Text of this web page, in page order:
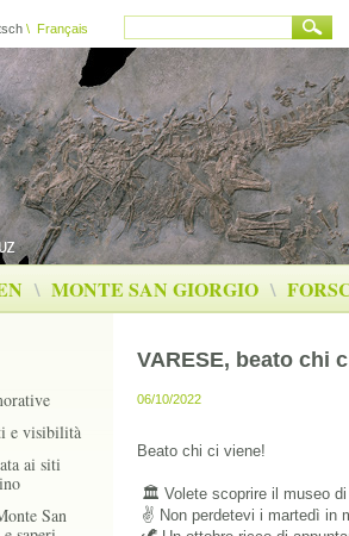
\ Français
\ MONTE SAN GIORGIO \
e visibilità
ai siti
San
VARESE, beato chi
06/10/2022
Beato chi ci viene!
🏛 Volete scoprire il museo
✌️ Non perdetevi i martedì in